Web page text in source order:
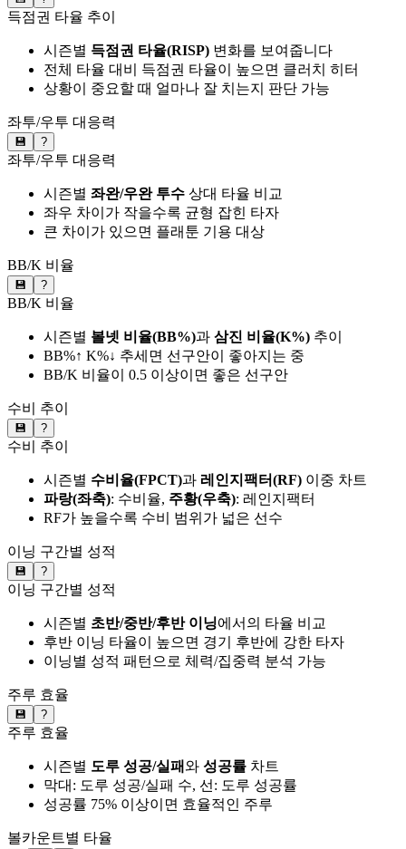
득점권 타율 추이
시즌별 득점권 타율(RISP) 변화를 보여줍니다
전체 타율 대비 득점권 타율이 높으면 클러치 히터
상황이 중요할 때 얼마나 잘 치는지 판단 가능
좌투/우투 대응력
💾 ?
좌투/우투 대응력
시즌별 좌완/우완 투수 상대 타율 비교
좌우 차이가 작을수록 균형 잡힌 타자
큰 차이가 있으면 플래툰 기용 대상
BB/K 비율
💾 ?
BB/K 비율
시즌별 볼넷 비율(BB%)과 삼진 비율(K%) 추이
BB%↑ K%↓ 추세면 선구안이 좋아지는 중
BB/K 비율이 0.5 이상이면 좋은 선구안
수비 추이
💾 ?
수비 추이
시즌별 수비율(FPCT)과 레인지팩터(RF) 이중 차트
파랑(좌축): 수비율, 주황(우축): 레인지팩터
RF가 높을수록 수비 범위가 넓은 선수
이닝 구간별 성적
💾 ?
이닝 구간별 성적
시즌별 초반/중반/후반 이닝에서의 타율 비교
후반 이닝 타율이 높으면 경기 후반에 강한 타자
이닝별 성적 패턴으로 체력/집중력 분석 가능
주루 효율
💾 ?
주루 효율
시즌별 도루 성공/실패와 성공률 차트
막대: 도루 성공/실패 수, 선: 도루 성공률
성공률 75% 이상이면 효율적인 주루
볼카운트별 타율